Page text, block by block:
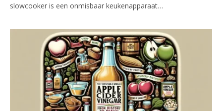
slowcooker is een onmisbaar keukenapparaat…